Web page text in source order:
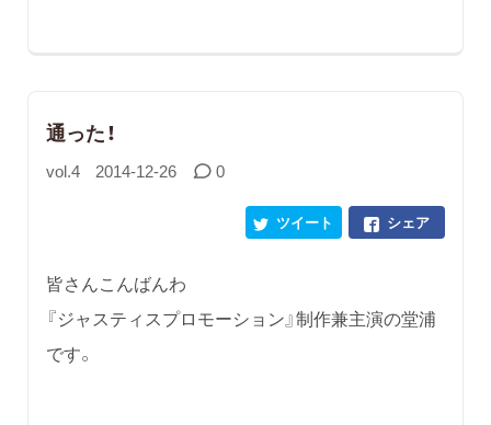
通った！
vol.4 2014-12-26 0
シェア
ツイート
皆さんこんばんわ
『ジャスティスプロモーション』制作兼主演の堂浦
です。